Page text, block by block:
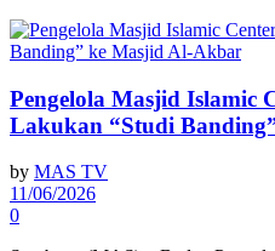
Pengelola Masjid Islamic
Lakukan “Studi
by MAS TV
11/06/2026
0